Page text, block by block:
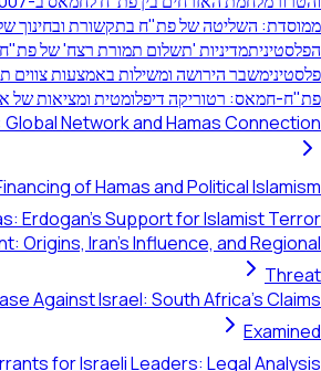
השליטה של פת"ח בתקשורת ובחינוך
מדיניות 'תשלום תמורת רצח' של
משבר הירושה ומשילות באמצעות צווים
חמאס: רטוריקה דיפלומטית ומציאות של
Global Network and Hamas
of Hamas and Political
Erdogan's Support for Islamist
Origins, Iran's Influence, and
Against Israel: South Africa's
for Israeli Leaders: Legal